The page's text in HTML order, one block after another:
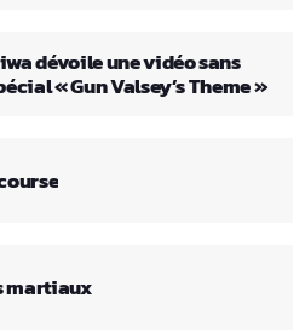
dévoile une vidéo sans
« Gun Valsey’s Theme »
martiaux